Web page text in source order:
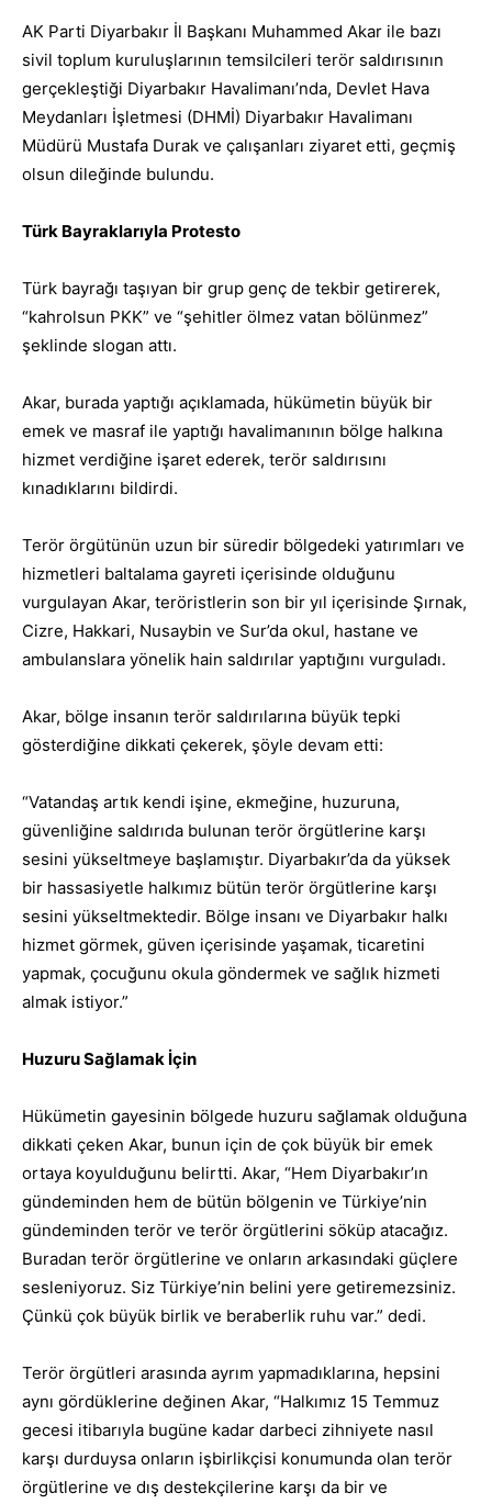
AK Parti Diyarbakır İl Başkanı Muhammed Akar ile bazı
sivil toplum kuruluşlarının temsilcileri terör saldırısının
gerçekleştiği Diyarbakır Havalimanı’nda, Devlet Hava
Meydanları İşletmesi (DHMİ) Diyarbakır Havalimanı
Müdürü Mustafa Durak ve çalışanları ziyaret etti, geçmiş
olsun dileğinde bulundu.
Türk Bayraklarıyla Protesto
Türk bayrağı taşıyan bir grup genç de tekbir getirerek,
“kahrolsun PKK” ve “şehitler ölmez vatan bölünmez”
şeklinde slogan attı.
Akar, burada yaptığı açıklamada, hükümetin büyük bir
emek ve masraf ile yaptığı havalimanının bölge halkına
hizmet verdiğine işaret ederek, terör saldırısını
kınadıklarını bildirdi.
Terör örgütünün uzun bir süredir bölgedeki yatırımları ve
hizmetleri baltalama gayreti içerisinde olduğunu
vurgulayan Akar, teröristlerin son bir yıl içerisinde Şırnak,
Cizre, Hakkari, Nusaybin ve Sur’da okul, hastane ve
ambulanslara yönelik hain saldırılar yaptığını vurguladı.
Akar, bölge insanın terör saldırılarına büyük tepki
gösterdiğine dikkati çekerek, şöyle devam etti:
“Vatandaş artık kendi işine, ekmeğine, huzuruna,
güvenliğine saldırıda bulunan terör örgütlerine karşı
sesini yükseltmeye başlamıştır. Diyarbakır’da da yüksek
bir hassasiyetle halkımız bütün terör örgütlerine karşı
sesini yükseltmektedir. Bölge insanı ve Diyarbakır halkı
hizmet görmek, güven içerisinde yaşamak, ticaretini
yapmak, çocuğunu okula göndermek ve sağlık hizmeti
almak istiyor.”
Huzuru Sağlamak İçin
Hükümetin gayesinin bölgede huzuru sağlamak olduğuna
dikkati çeken Akar, bunun için de çok büyük bir emek
ortaya koyulduğunu belirtti. Akar, “Hem Diyarbakır’ın
gündeminden hem de bütün bölgenin ve Türkiye’nin
gündeminden terör ve terör örgütlerini söküp atacağız.
Buradan terör örgütlerine ve onların arkasındaki güçlere
sesleniyoruz. Siz Türkiye’nin belini yere getiremezsiniz.
Çünkü çok büyük birlik ve beraberlik ruhu var.” dedi.
Terör örgütleri arasında ayrım yapmadıklarına, hepsini
aynı gördüklerine değinen Akar, “Halkımız 15 Temmuz
gecesi itibarıyla bugüne kadar darbeci zihniyete nasıl
karşı durduysa onların işbirlikçisi konumunda olan terör
örgütlerine ve dış destekçilerine karşı da bir ve